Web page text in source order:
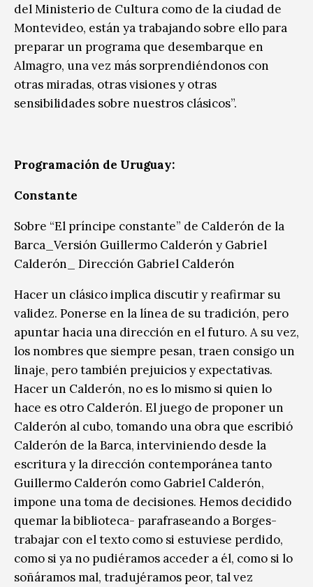
del Ministerio de Cultura como de la ciudad de
Montevideo, están ya trabajando sobre ello para
preparar un programa que desembarque en
Almagro, una vez más sorprendiéndonos con
otras miradas, otras visiones y otras
sensibilidades sobre nuestros clásicos”.
Programación de Uruguay:
Constante
Sobre “El príncipe constante” de Calderón de la
Barca_Versión Guillermo Calderón y Gabriel
Calderón_ Dirección Gabriel Calderón
Hacer un clásico implica discutir y reafirmar su
validez. Ponerse en la línea de su tradición, pero
apuntar hacia una dirección en el futuro. A su vez,
los nombres que siempre pesan, traen consigo un
linaje, pero también prejuicios y expectativas.
Hacer un Calderón, no es lo mismo si quien lo
hace es otro Calderón. El juego de proponer un
Calderón al cubo, tomando una obra que escribió
Calderón de la Barca, interviniendo desde la
escritura y la dirección contemporánea tanto
Guillermo Calderón como Gabriel Calderón,
impone una toma de decisiones. Hemos decidido
quemar la biblioteca- parafraseando a Borges-
trabajar con el texto como si estuviese perdido,
como si ya no pudiéramos acceder a él, como si lo
soñáramos mal, tradujéramos peor, tal vez